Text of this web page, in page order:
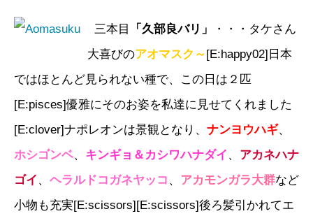
三本目 「久部良バリ」
・・・タケさん
大喜びのアオマスク～ [E:happy02]日本
ではほとんど見られない種で、この日は２匹
[E:pisces]優雅にそのお姿を私達に見せてくれました
[E:clover]ナポレオンは景観となり、 ナンヨウハギ、
ホシゴンベ、 キンギョ＆カシワハナダイ 、 アカネハナ
ゴイ 、 ヘラルドコガネヤッコ 、 アカモンガラ大群など
小物も充実[E:scissors][E:scissors]後ろ髪引かれてエ